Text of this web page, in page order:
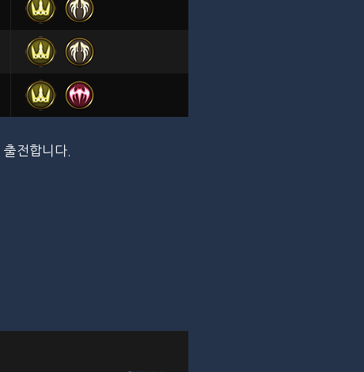
전합니다.